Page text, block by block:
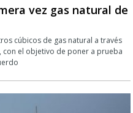
vez gas natural de
cúbicos de gas natural a través
el objetivo de poner a prueba